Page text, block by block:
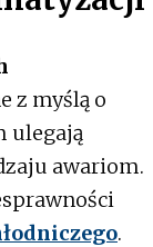
z myślą o
ulegają
awariom.
.